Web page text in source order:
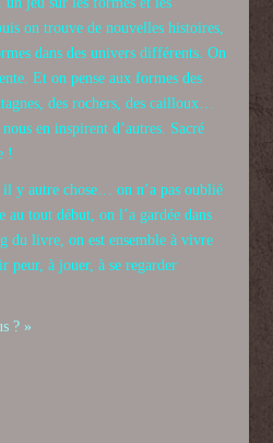
on trouve de nouvelles histoires,
dans des univers différents. On
Et on pense aux formes des
des rochers, des cailloux…
en inspirent d’autres. Sacré
!
y autre chose… on n’a pas oublié
au tout début, on l’a gardée dans
du livre, on est ensemble à vivre
peur, à jouer, à se regarder
? »